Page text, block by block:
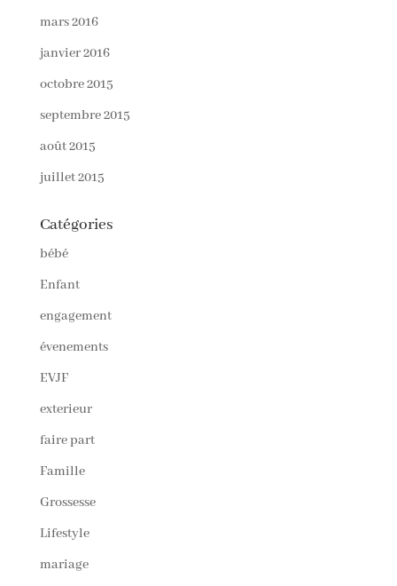
mars 2016
janvier 2016
octobre 2015
septembre 2015
août 2015
juillet 2015
Catégories
bébé
Enfant
engagement
évenements
EVJF
exterieur
faire part
Famille
Grossesse
Lifestyle
mariage